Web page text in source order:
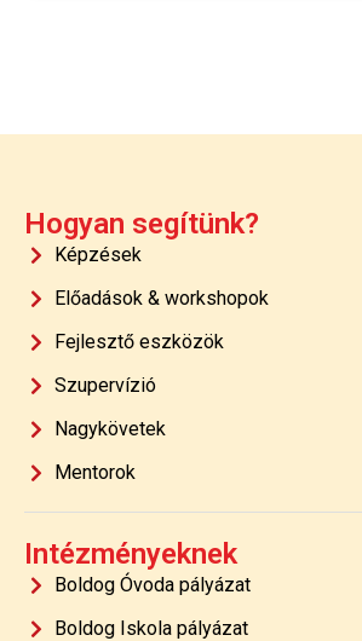
Hogyan segítünk?
Képzések
Előadások & workshopok
Fejlesztő eszközök
Szupervízió
Nagykövetek
Mentorok
Intézményeknek
Boldog Óvoda pályázat
Boldog Iskola pályázat